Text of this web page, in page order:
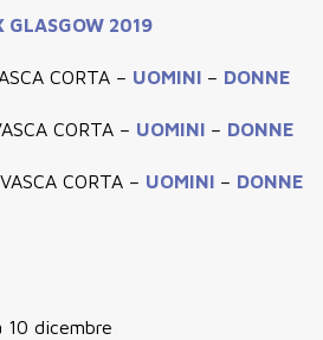
GLASGOW 2019
CORTA – UOMINI – DONNE
CORTA – UOMINI – DONNE
CORTA – UOMINI – DONNE
dicembre